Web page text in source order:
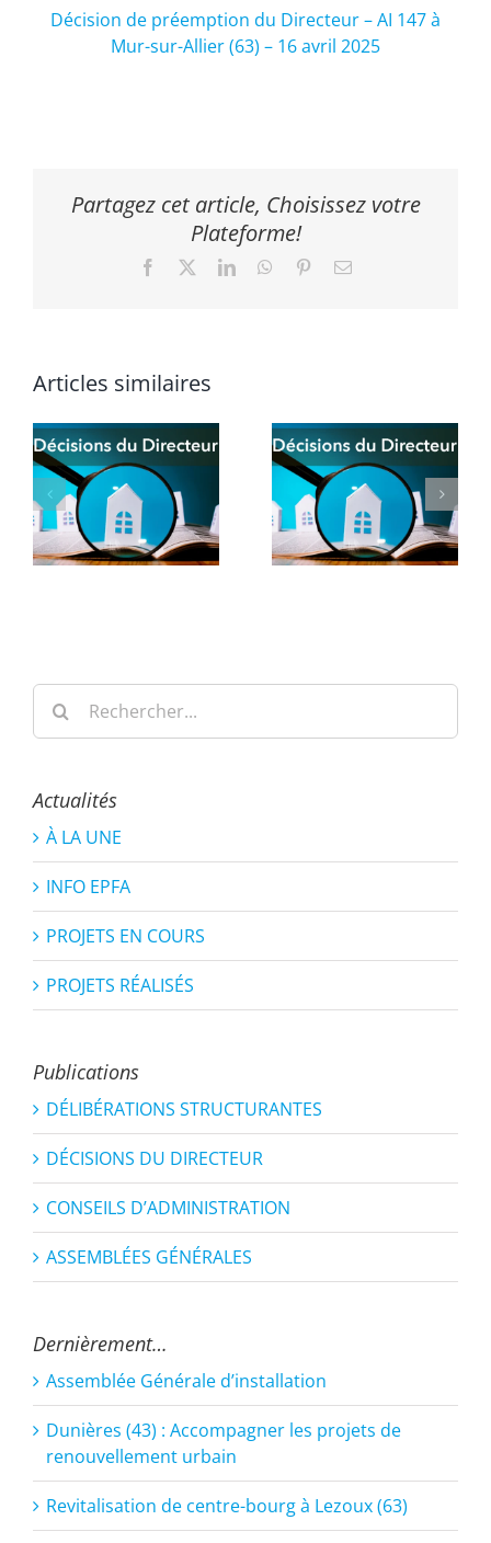
Décision de préemption du Directeur – AI 147 à
Mur-sur-Allier (63) – 16 avril 2025
Partagez cet article, Choisissez votre
Plateforme!
Facebook LinkedInWhatsApp
PinterestEmail
Articles similaires
Rechercher:
Actualités
À LA UNE
INFO EPFA
PROJETS EN COURS
PROJETS RÉALISÉS
Publications
DÉLIBÉRATIONS STRUCTURANTES
DÉCISIONS DU DIRECTEUR
CONSEILS D’ADMINISTRATION
ASSEMBLÉES GÉNÉRALES
Dernièrement…
Assemblée Générale d’installation
Dunières (43) : Accompagner les projets de
renouvellement urbain
Revitalisation de centre-bourg à Lezoux (63)